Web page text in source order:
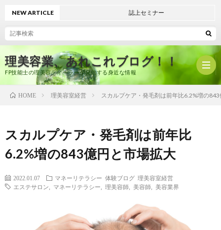
理美容業、あれこれブログ！！
FP技能士の理美容ディーラーが発信する身近な情報
NEW ARTICLE 誌上セミナー
HOME 理美容室経営 スカルプケア・発毛剤は前年比6.2%増の
スカルプケア・発毛剤は前年比
6.2%増の843億円と市場拡大
2022.01.07 マネーリテラシー 体験ブログ 理美容室経営
エステサロン
マネーリテラシー 理美容師 美容師 美容業界